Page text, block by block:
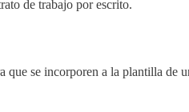
de trabajo por escrito.
que se incorporen a la plantilla de